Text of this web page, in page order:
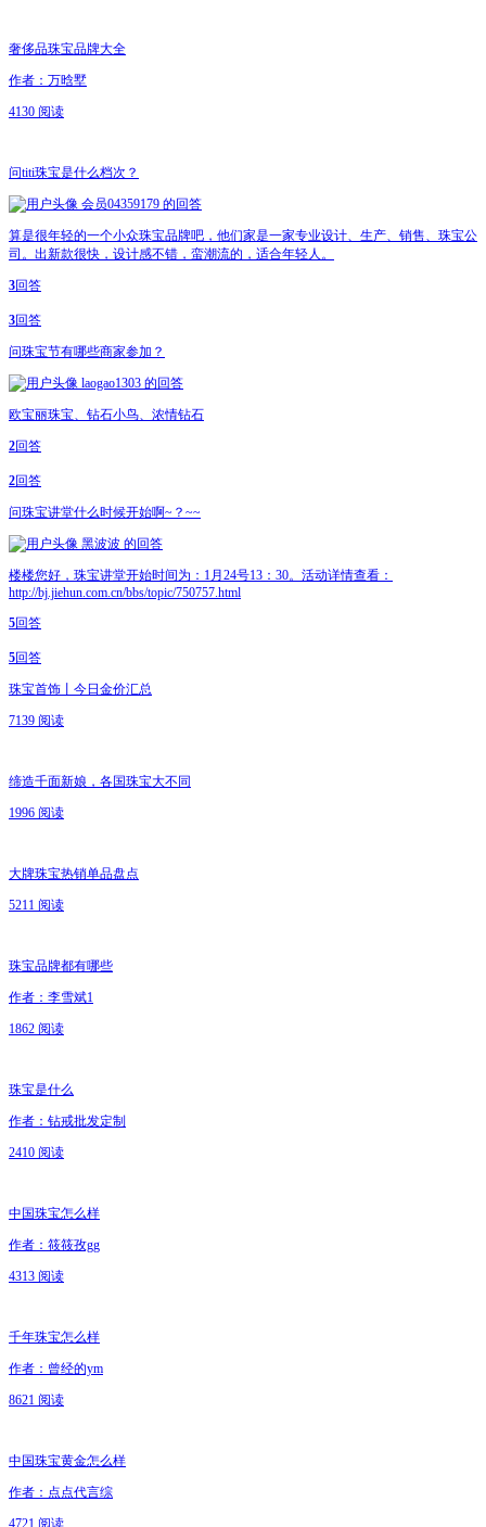
奢侈品珠宝品牌大全
作者：万晗墅
4130 阅读
问titi珠宝是什么档次？
会员04359179 的回答
算是很年轻的一个小众珠宝品牌吧，他们家是一家专业设计、生产、销售、珠宝公
司。出新款很快，设计感不错，蛮潮流的，适合年轻人。
3回答
3回答
问珠宝节有哪些商家参加？
laogao1303 的回答
欧宝丽珠宝、钻石小鸟、浓情钻石
2回答
2回答
问珠宝讲堂什么时候开始啊~？~~
黑波波 的回答
楼楼您好，珠宝讲堂开始时间为：1月24号13：30。活动详情查看：
http://bj.jiehun.com.cn/bbs/topic/750757.html
5回答
5回答
珠宝首饰丨今日金价汇总
7139 阅读
缔造千面新娘，各国珠宝大不同
1996 阅读
大牌珠宝热销单品盘点
5211 阅读
珠宝品牌都有哪些
作者：李雪斌1
1862 阅读
珠宝是什么
作者：钻戒批发定制
2410 阅读
中国珠宝怎么样
作者：筱筱孜gg
4313 阅读
千年珠宝怎么样
作者：曾经的ym
8621 阅读
中国珠宝黄金怎么样
作者：点点代言综
4721 阅读